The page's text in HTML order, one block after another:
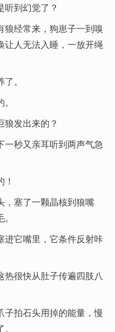
听到幻觉了？
狼经常来，狗崽子一到嗅
让人无法入睡，一放开绳
。
狼发出来的？
一秒又亲耳听到两声气急
，塞了一颗晶核到狼嘴
进它嘴里，它条件反射咔
很快从肚子传遍四肢八
子拍石头用掉的能量，慢